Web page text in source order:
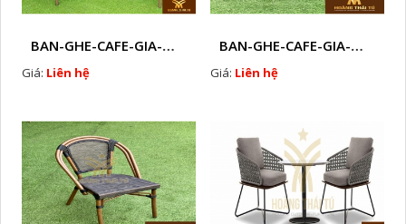
BAN-GHE-CAFE-GIA-MAY-HTT - 289
Giá: Liên hệ
BAN-GHE-CAFE-GIA-MAY-HTT - 288
Giá: Liên hệ